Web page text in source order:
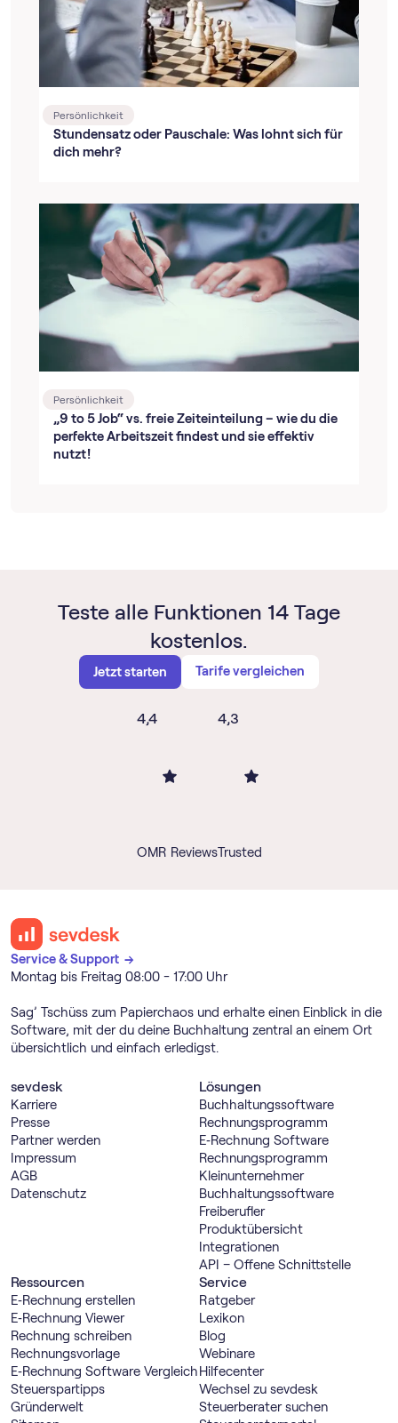
Persönlichkeit
Stundensatz oder Pauschale: Was lohnt sich für
dich mehr?
Persönlichkeit
„9 to 5 Job“ vs. freie Zeiteinteilung – wie du die
perfekte Arbeitszeit findest und sie effektiv
nutzt!
Teste alle Funktionen 14 Tage
kostenlos.
Jetzt starten Tarife vergleichen
4,4
OMR Reviews
4,3
Trusted
Service & Support →
Montag bis Freitag 08:00 - 17:00 Uhr
Sag’ Tschüss zum Papierchaos und erhalte einen Einblick in die
Software, mit der du deine Buchhaltung zentral an einem Ort
übersichtlich und einfach erledigst.
sevdesk
Karriere
Presse
Partner werden
Impressum
AGB
Datenschutz
Lösungen
Buch­haltungs­software
Rechnungs­programm
E‑Rechnung Software
Rechnungs­programm
Kleinunternehmer
Buch­haltungs­software
Freiberufler
Produktübersicht
Integrationen
API – Offene Schnittstelle
Ressourcen
E‑Rechnung erstellen
E‑Rechnung Viewer
Rechnung schreiben
Rechnungsvorlage
E‑Rechnung Software Vergleich
Steuerspartipps
Gründerwelt
Service
Ratgeber
Lexikon
Blog
Webinare
Hilfecenter
Wechsel zu sevdesk
Steuerberater suchen